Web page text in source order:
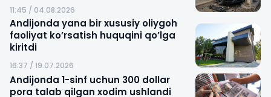
11:45 / 04.08.2026
Andijonda yana bir xususiy oliygoh
faoliyat ko’rsatish huquqini qo’lga
kiritdi
16:37 / 19.07.2026
Andijonda 1-sinf uchun 300 dollar
pora talab qilgan xodim ushlandi